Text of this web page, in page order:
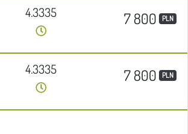
4.3335 7 800 PLN
4.3335 7 800 PLN